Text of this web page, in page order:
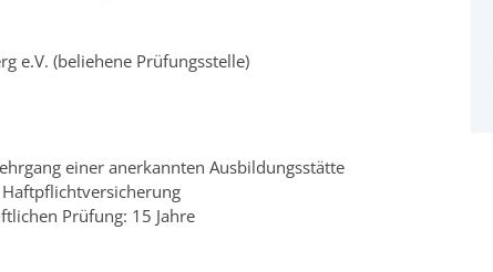
e.V. (beliehene Prüfungsstelle)
einer anerkannten Ausbildungsstätte
Prüfung: 15 Jahre